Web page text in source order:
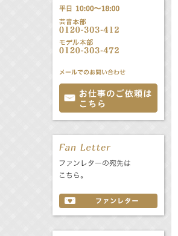
Radio
文化事業部 クリエイター
誕生日 8/6
あ か
さ
た
な
は
ま
や
ら
わ